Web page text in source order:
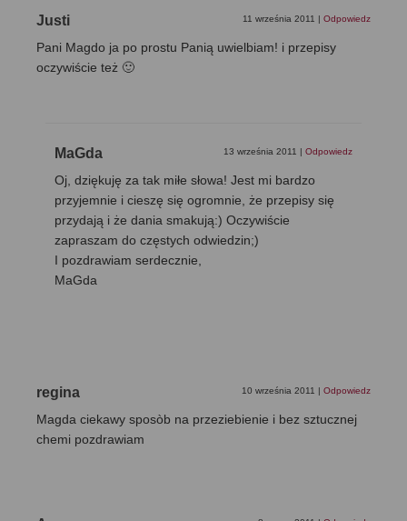
Justi 11 września 2011 | Odpowiedz
Pani Magdo ja po prostu Panią uwielbiam! i przepisy
oczywiście też 🙂
MaGda 13 września 2011 | Odpowiedz
Oj, dziękuję za tak miłe słowa! Jest mi bardzo
przyjemnie i cieszę się ogromnie, że przepisy się
przydają i że dania smakują:) Oczywiście
zapraszam do częstych odwiedzin;)
I pozdrawiam serdecznie,
MaGda
regina 10 września 2011 | Odpowiedz
Magda ciekawy sposòb na przeziebienie i bez sztucznej
chemi pozdrawiam